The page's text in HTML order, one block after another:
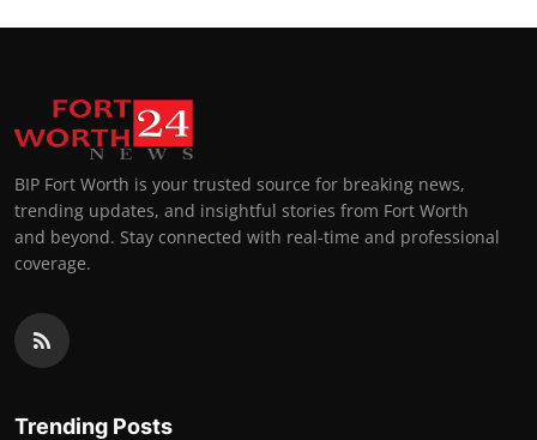
BIP Fort Worth is your trusted source for breaking news,
trending updates, and insightful stories from Fort Worth
and beyond. Stay connected with real-time and professional
coverage.
Trending Posts